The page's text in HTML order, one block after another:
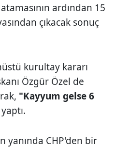
ardından 15
çıkacak sonuç
kurultay kararı
Özgür Özel de
"Kayyum gelse 6
yanında CHP'den bir